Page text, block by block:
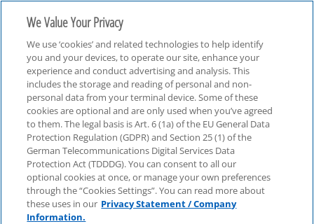
Webcasts
We Value Your Privacy
We use ‘cookies’ and related technologies to help identify
you and your devices, to operate our site, enhance your
experience and conduct advertising and analysis. This
includes the storage and reading of personal and non-
personal data from your terminal device. Some of these
cookies are optional and are only used when you’ve agreed
to them. The legal basis is Art. 6 (1a) of the EU General Data
Protection Regulation (GDPR) and Section 25 (1) of the
German Telecommunications Digital Services Data
Protection Act (TDDDG). You can consent to all our
optional cookies at once, or manage your own preferences
through the “Cookies Settings”. You can read more about
these uses in our Privacy Statement / Company
Information.